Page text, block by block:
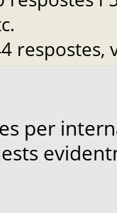
respostes,
per